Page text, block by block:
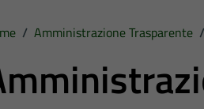
/ Amministrazione Trasparente /